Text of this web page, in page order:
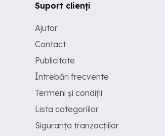
Suport clienți
Ajutor
Contact
Publicitate
Întrebări frecvente
Termeni și condiții
Lista categoriilor
Siguranța tranzacțiilor